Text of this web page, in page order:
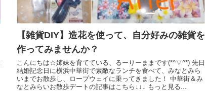
【雑貨DIY】造花を使って、自分好みの雑貨を
作ってみませんか？
こんにちは☆姉妹を育てている、るーりーままです(*^▽^*) 先日
結婚記念日に横浜中華街で素敵なランチを食べて、みなとみら
いまでお散歩し、ロープウェイに乗ってきました！ 中華街＆み
なとみらいお散歩デートの記事はこちら↓↓↓ もっと見る...